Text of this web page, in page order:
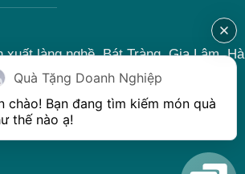
Deacl có 1 nền màu
làng nghề, Bát Tràng, Gia Lâm, Hà
Nội, Việt Nam
Email: lienhe@khoqua.vn
Quà Tặng Doanh Nghiệp
chào! Bạn đang tìm kiếm món quà
thế nào ạ!